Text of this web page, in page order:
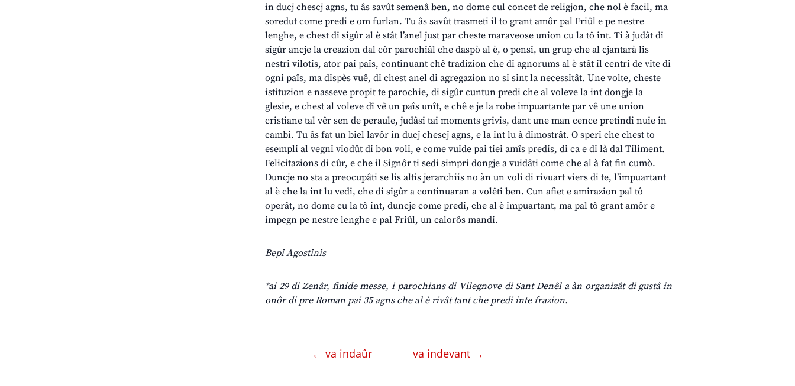
in ducj chescj agns, tu âs savût semenâ ben, no dome cul concet de religjon, che nol è facil, ma
soredut come predi e om furlan. Tu âs savût trasmeti il to grant amôr pal Friûl e pe nestre
lenghe, e chest di sigûr al è stât l’anel just par cheste maraveose union cu la tô int. Ti à judât di
sigûr ancje la creazion dal côr parochiâl che daspò al è, o pensi, un grup che al cjantarà lis
nestri vilotis, ator pai paîs, continuant chê tradizion che di agnorums al è stât il centri de vite di
ogni paîs, ma dispès vuê, di chest anel di agregazion no si sint la necessitât. Une volte, cheste
istituzion e nasseve propit te parochie, di sigûr cuntun predi che al voleve la int dongje la
glesie, e chest al voleve dî vê un paîs unît, e chê e je la robe impuartante par vê une union
cristiane tal vêr sen de peraule, judâsi tai moments grivis, dant une man cence pretindi nuie in
cambi. Tu âs fat un biel lavôr in ducj chescj agns, e la int lu à dimostrât. O speri che chest to
esempli al vegni viodût di bon voli, e come vuide pai tiei amîs predis, di ca e di là dal Tiliment.
Felicitazions di cûr, e che il Signôr ti sedi simpri dongje a vuidâti come che al à fat fin cumò.
Duncje no sta a preocupâti se lis altis jerarchiis no àn un voli di rivuart viers di te, l’impuartant
al è che la int lu vedi, che di sigûr a continuaran a volêti ben. Cun afiet e amirazion pal tô
operât, no dome cu la tô int, duncje come predi, che al è impuartant, ma pal tô grant amôr e
impegn pe nestre lenghe e pal Friûl, un calorôs mandi.
Bepi Agostinis
*ai 29 di Zenâr, finide messe, i parochians di Vilegnove di Sant Denêl a àn organizât di gustâ in
onôr di pre Roman pai 35 agns che al è rivât tant che predi inte frazion.
← va indaûr va indevant →